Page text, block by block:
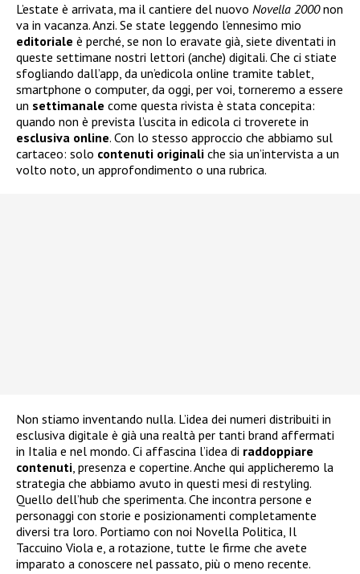
L’estate è arrivata, ma il cantiere del nuovo Novella 2000non
va in vacanza. Anzi. Se state leggendo l’ennesimo mio
editoriale è perché, se non lo eravate già, siete diventati in
queste settimane nostri lettori (anche) digitali. Che ci stiate
sfogliando dall’app, da un’edicola online tramite tablet,
smartphone o computer, da oggi, per voi, torneremo a essere
un settimanale come questa rivista è stata concepita:
quando non è prevista l’uscita in edicola ci troverete in
esclusiva online. Con lo stesso approccio che abbiamo sul
cartaceo: solo contenuti originali che sia un’intervista a un
volto noto, un approfondimento o una rubrica.
Non stiamo inventando nulla. L’idea dei numeri distribuiti in
esclusiva digitale è già una realtà per tanti brand affermati
in Italia e nel mondo. Ci affascina l’idea di raddoppiare
contenuti, presenza e copertine. Anche qui applicheremo la
strategia che abbiamo avuto in questi mesi di restyling.
Quello dell’hub che sperimenta. Che incontra persone e
personaggi con storie e posizionamenti completamente
diversi tra loro. Portiamo con noi Novella Politica, Il
Taccuino Viola e, a rotazione, tutte le firme che avete
imparato a conoscere nel passato, più o meno recente.